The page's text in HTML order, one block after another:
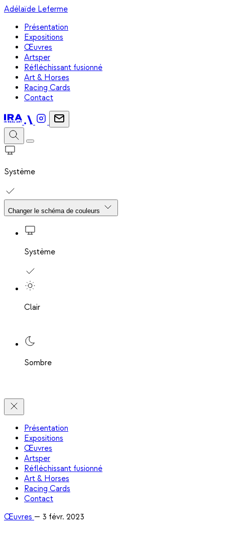
Adélaïde Leferme
Présentation
Expositions
Œuvres
Artsper
Réfléchissant fusionné
Art & Horses
Racing Cards
Contact
Système
Changer le schéma de couleurs
Système
Clair
Sombre
Présentation
Expositions
Œuvres
Artsper
Réfléchissant fusionné
Art & Horses
Racing Cards
Contact
Œuvres — 3 févr. 2023